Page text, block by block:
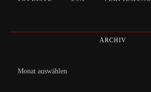
ARCHIV
Archiv